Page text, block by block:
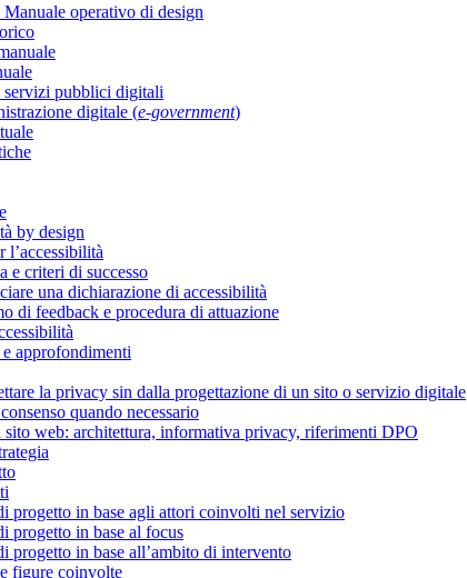
operativo di design
servizi pubblici digitali
digitale (e-government)
by design
l’accessibilità
e criteri di successo
una dichiarazione di accessibilità
di feedback e procedura di attuazione
approfondimenti
la privacy sin dalla progettazione di un sito o servizio digitale
quando necessario
sito web: architettura, informativa privacy, riferimenti DPO
progetto in base agli attori coinvolti nel servizio
progetto in base al focus
progetto in base all’ambito di intervento
figure coinvolte